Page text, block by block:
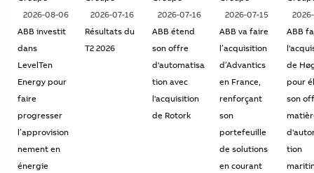
2026-08-06
ABB investit
dans
LevelTen
Energy pour
faire
progresser
l’approvision
nement en
énergie
2026-07-16
Résultats du
T2 2026
2026-07-16
ABB étend
son offre
d'automatisa
tion avec
l'acquisition
de Rotork
2026-07-15
ABB va faire
l’acquisition
d’Advantics
en France,
renforçant
son
portefeuille
de solutions
en courant
ABB
de
pour
son
tion